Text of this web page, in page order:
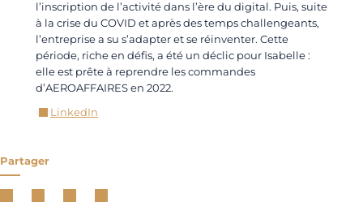
l’inscription de l’activité dans l’ère du digital. Puis, suite
à la crise du COVID et après des temps challengeants,
l’entreprise a su s’adapter et se réinventer. Cette
période, riche en défis, a été un déclic pour Isabelle :
elle est prête à reprendre les commandes
d’AEROAFFAIRES en 2022.
LinkedIn
Partager